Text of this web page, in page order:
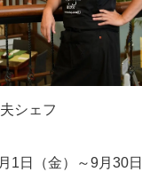
シェフ
日（金）～9月30日